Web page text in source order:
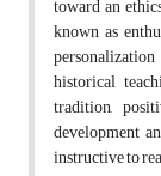
toward an
known as
historical
tradition,
development
instructive to